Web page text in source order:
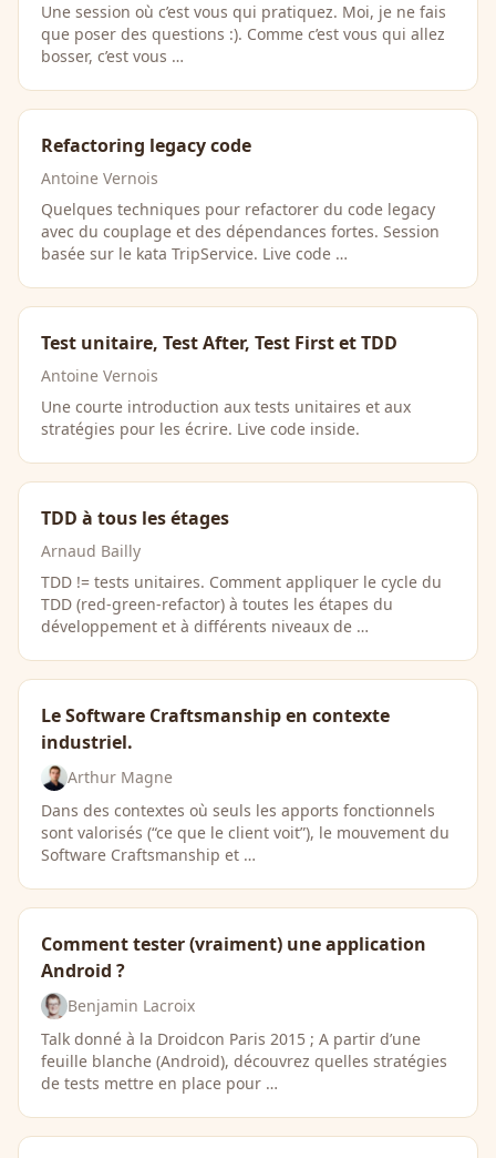
Une session où c’est vous qui pratiquez. Moi, je ne fais
que poser des questions :). Comme c’est vous qui allez
bosser, c’est vous …
Refactoring legacy code
Antoine Vernois
Quelques techniques pour refactorer du code legacy
avec du couplage et des dépendances fortes. Session
basée sur le kata TripService. Live code …
Test unitaire, Test After, Test First et TDD
Antoine Vernois
Une courte introduction aux tests unitaires et aux
stratégies pour les écrire. Live code inside.
TDD à tous les étages
Arnaud Bailly
TDD != tests unitaires. Comment appliquer le cycle du
TDD (red-green-refactor) à toutes les étapes du
développement et à différents niveaux de …
Le Software Craftsmanship en contexte
industriel.
Arthur Magne
Dans des contextes où seuls les apports fonctionnels
sont valorisés (“ce que le client voit”), le mouvement du
Software Craftsmanship et …
Comment tester (vraiment) une application
Android ?
Benjamin Lacroix
Talk donné à la Droidcon Paris 2015 ; A partir d’une
feuille blanche (Android), découvrez quelles stratégies
de tests mettre en place pour …